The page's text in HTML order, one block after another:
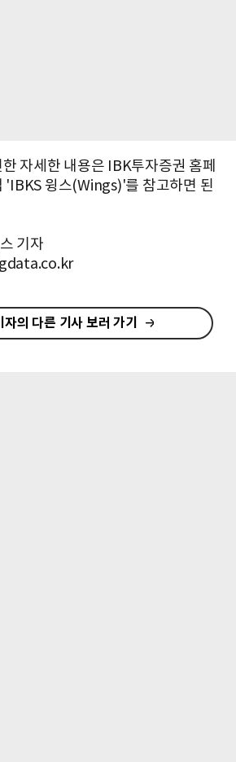
자세한 내용은 IBK투자증권 홈페
'IBKS 윙스(Wings)'를 참고하면 된
기자
의 다른 기사 보러 가기